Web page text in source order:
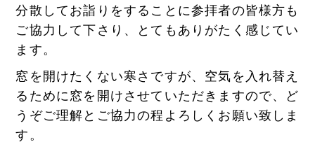
分散してお詣りをすることに参拝者の皆様方も
ご協力して下さり、とてもありがたく感じてい
ます。
窓を開けたくない寒さですが、空気を入れ替え
るために窓を開けさせていただきますので、ど
うぞご理解とご協力の程よろしくお願い致しま
す。